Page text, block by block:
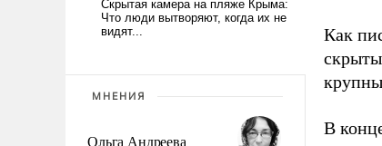
МНЕНИЯ
Ольга Андреева
Как
В